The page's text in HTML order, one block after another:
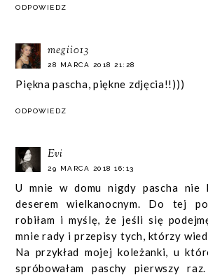
ODPOWIEDZ
megii013
28 MARCA 2018 21:28
Piękna pascha, piękne zdjęcia!!)))
ODPOWIEDZ
Evi
29 MARCA 2018 16:13
U mnie w domu nigdy pascha nie
deserem wielkanocnym. Do tej
robiłam i myślę, że jeśli się
mnie rady i przepisy tych, którzy
Na przykład mojej koleżanki, u
spróbowałam paschy pierwszy